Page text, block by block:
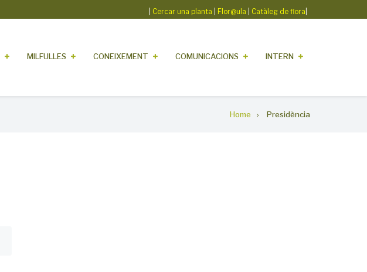
Cercar una planta Flor@ula Catàleg de flora
MILFULLES CONEIXEMENT COMUNICACIONS INTERN
Home Presidència